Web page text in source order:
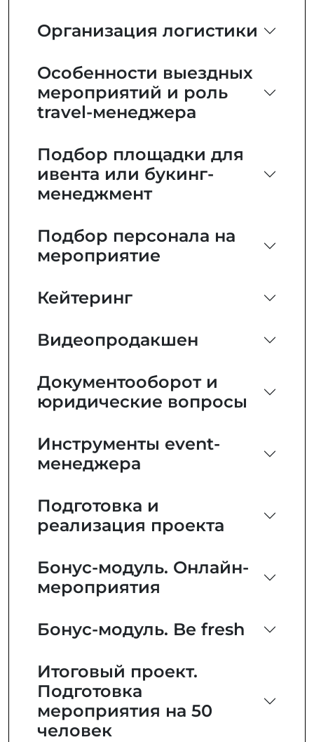
Организация логистики
Особенности выездных
мероприятий и роль
travel-менеджера
Подбор площадки для
ивента или букинг-
менеджмент
Подбор персонала на
мероприятие
Кейтеринг
Видеопродакшен
Документооборот и
юридические вопросы
Инструменты event-
менеджера
Подготовка и
реализация проекта
Бонус-модуль. Онлайн-
мероприятия
Бонус-модуль. Be fresh
Итоговый проект.
Подготовка
мероприятия на 50
человек